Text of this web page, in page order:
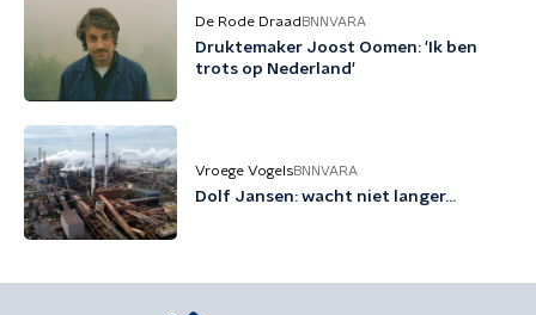
De Rode Draad BNNVARA
Druktemaker Joost Oomen: 'Ik ben
trots op Nederland'
Vroege VogelsBNNVARA
Dolf Jansen: wacht niet langer...